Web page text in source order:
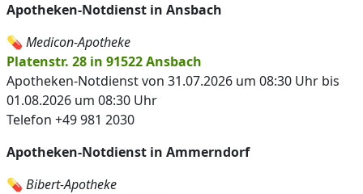
Apotheken-Notdienst in Ansbach
💊 Medicon-Apotheke
Platenstr. 28 in 91522 Ansbach
Apotheken-Notdienst von 31.07.2026 um 08:30 Uhr bis
01.08.2026 um 08:30 Uhr
Telefon +49 981 2030
Apotheken-Notdienst in Ammerndorf
💊 Bibert-Apotheke